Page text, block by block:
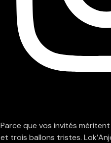
Parce que vos invités
et trois ballons tristes.